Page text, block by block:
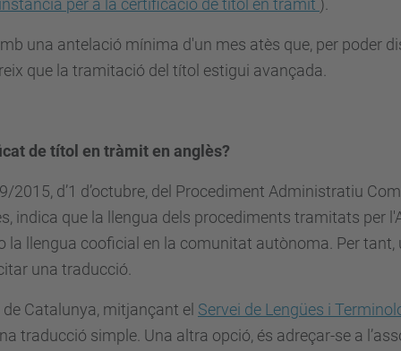
instància per a la certificació de títol en tràmit ).
una antelació mínima d'un mes atès que, per poder
que la tramitació del títol estigui avançada.
de títol en tràmit en anglès?
2015, d’1 d’octubre, del Procediment Administratiu
indica que la llengua dels procediments tramitats per
la llengua cooficial en la comunitat autònoma. Per tant,
una traducció.
Catalunya, mitjançant el Servei de Lengües i
traducció simple. Una altra opció, és adreçar-se a